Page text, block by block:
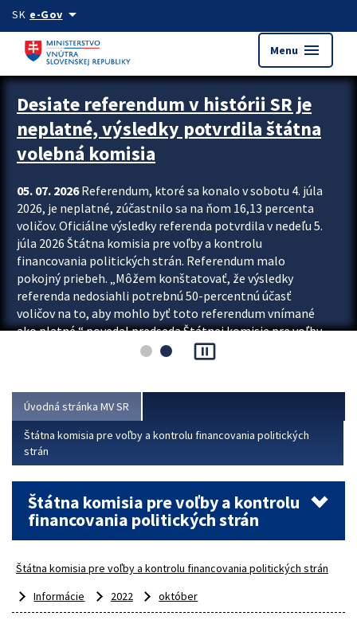
Preskocit na hlavný obsah
SK e-Govarrow_drop_down
Menu menu
Zastavit automatický posun upútavok
Desiate referendum v histórii SR je
neplatné, výsledky potvrdila štátna
volebná komisia
05. 07. 2026Referendum, ktoré sa konalo v sobotu 4. júla
2026, je neplatné, zúčastnilo sa na ňom 16,13 percenta
voličov. Oficiálne výsledky referenda potvrdila v nedeľu 5.
júla 2026 Štátna komisia pre voľby a kontrolu
financovania politických strán. Referendum malo
pokojný priebeh. „Môžem konštatovať, že výsledky
referenda nedosiahli potrebnú 50-percentnú účasť
voličov na to, aby mohlo byť toto referendum vnímané
ako platné,“ povedal predseda Štátnej komisie pre voľby
a kontrolu financovania politických...
pause_presentation
Úvodná stránka MV SR
Štátna komisia pre voľby a kontrolu financovania politických
strán
Štátna komisia pre voľby a kontrolu
financovania politických strán
Štátna komisia pre voľby a kontrolu financovania politických strán
Informácie
2022 október